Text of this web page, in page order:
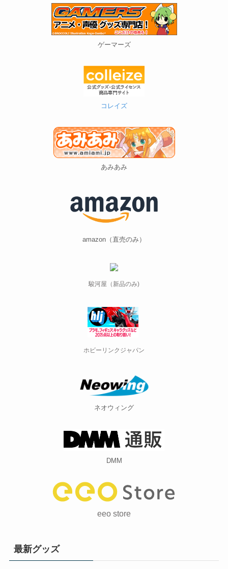
ゲーマーズ
コレイズ
あみあみ
amazon（直売のみ）
駿河屋（新品のみ)
ホビーリンクジャパン
ネオウィング
DMM
eeo store
最新グッズ